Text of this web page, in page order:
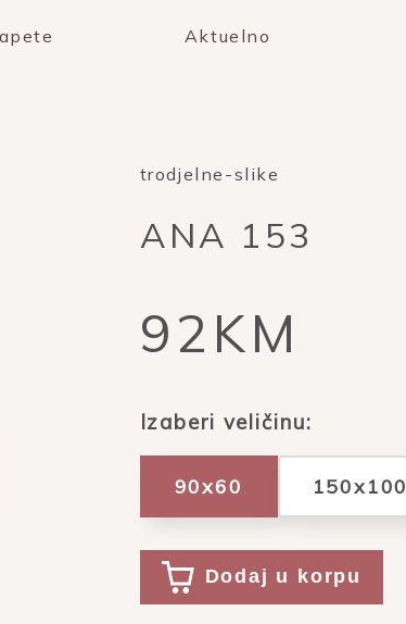
Aktuelno
trodjelne-slike
ANA 153
92KM
Izaberi veličinu:
90x60 150x100
Dodaj u korpu